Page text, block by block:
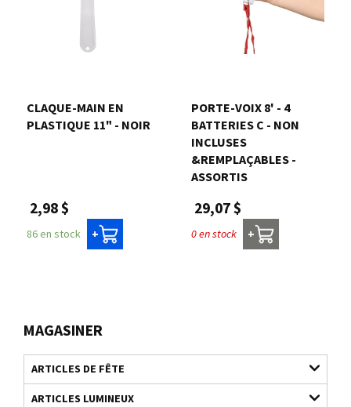
MAGASINER
ARTICLES DE FÊTE
ARTICLES LUMINEUX
CLAQUE-MAIN EN
PLASTIQUE 11" - NOIR
2,98 $
86 en stock +
PORTE-VOIX 8' - 4
BATTERIES C - NON
INCLUSES
&REMPLAÇABLES -
ASSORTIS
29,07 $
0 en stock +